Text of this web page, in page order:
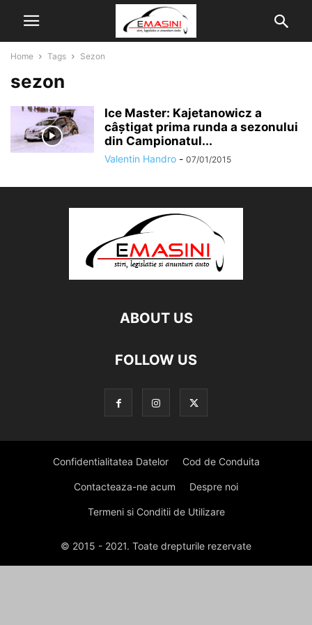
Home Tags Sezon
sezon
Ice Master: Kajetanowicz a
câştigat prima runda a sezonului
din Campionatul...
Valentin Handro - 07/01/2015
ABOUT US
FOLLOW US
Confidentialitatea Datelor Cod de Conduita
Contacteaza-ne acum Despre noi
Termeni si Conditii de Utilizare
© 2015 - 2021. Toate drepturile rezervate